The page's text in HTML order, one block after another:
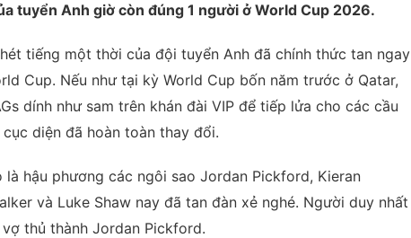
tuyển Anh giờ còn đúng 1 người ở World Cup 2026.
tiếng một thời của đội tuyển Anh đã chính thức tan ngay
Cup. Nếu như tại kỳ World Cup bốn năm trước ở Qatar,
dính như sam trên khán đài VIP để tiếp lửa cho các cầu
diện đã hoàn toàn thay đổi.
là hậu phương các ngôi sao Jordan Pickford, Kieran
và Luke Shaw nay đã tan đàn xẻ nghé. Người duy nhất
thủ thành Jordan Pickford.